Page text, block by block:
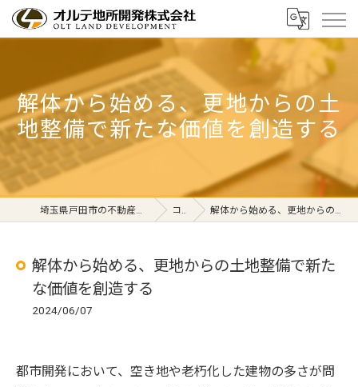
解体から始める、更地からの土
地整備で新たな価値を創造する
埼玉県戸田市の不動産ならオルテ地所開発株式会社 コラム 解体から始める、更地からの土地整備で新たな価値を創造する
解体から始める、更地からの土地整備で新た
な価値を創造する
2024/06/07
都市開発において、空き地や老朽化した建物の多さが問